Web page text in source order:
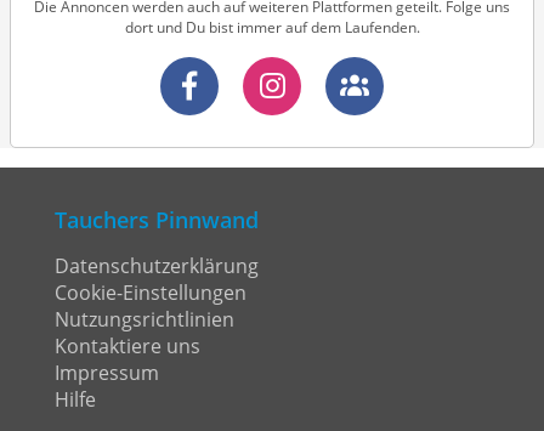
Die Annoncen werden auch auf weiteren Plattformen geteilt. Folge uns
dort und Du bist immer auf dem Laufenden.
Tauchers Pinnwand
Datenschutzerklärung
Cookie-Einstellungen
Nutzungsrichtlinien
Kontaktiere uns
Impressum
Hilfe